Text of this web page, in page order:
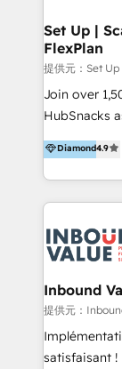
（
スト公開・ブ
ー・マニュア
ーーーーーー
ハブワンに
Premier
Won
HubSpot Rising Star Why
potential of the
HubSpot
Hourly-fee
Admin);
far with our
Set Up |
FlexPlan
提供元：Set
Join over
HubSnacks
Simple pay-
1️⃣ Set Up |
HubSpot portals 2️⃣ Scale Up | 100%
Execution...
Slash
Click
Integration
of your tech
Netsuite 🤖
Diamond4.9
Inbound
提供元：
satisfaisant ! Depuis + de 10 ans, nous